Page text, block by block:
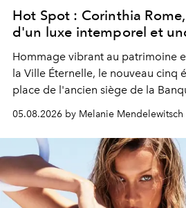
Hot Spot : Corinthia
d'un luxe intemporel et
Hommage vibrant au patrimoine
la Ville Éternelle, le nouveau cinq
place de l'ancien siège de la
de vivre Romain dans toute son
05.08.2026 by Melanie Mendelewitsch